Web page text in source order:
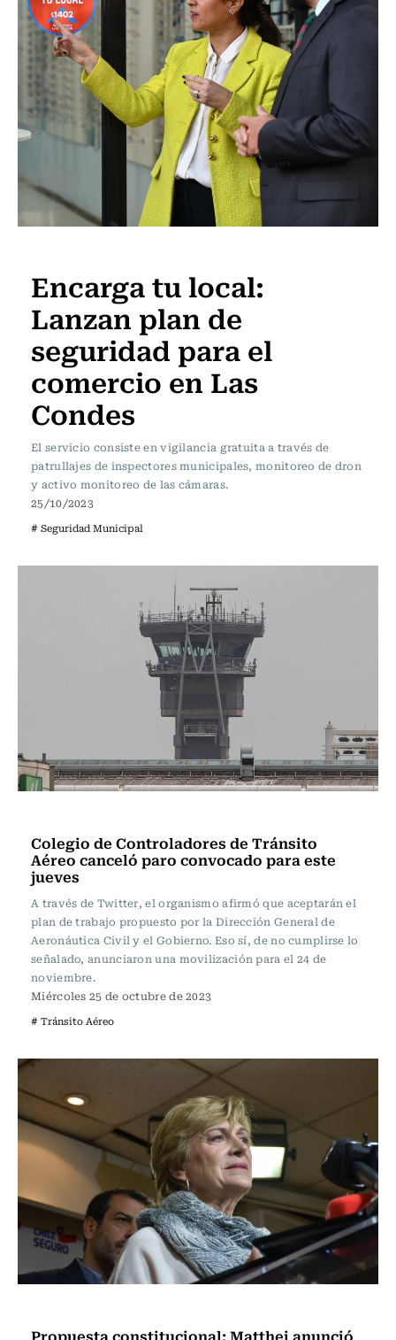
Encarga tu local:
Lanzan plan de
seguridad para el
comercio en Las
Condes
El servicio consiste en vigilancia gratuita a través de
patrullajes de inspectores municipales, monitoreo de dron
y activo monitoreo de las cámaras.
25/10/2023
# Seguridad Municipal
Colegio de Controladores de Tránsito
Aéreo canceló paro convocado para este
jueves
A través de Twitter, el organismo afirmó que aceptarán el
plan de trabajo propuesto por la Dirección General de
Aeronáutica Civil y el Gobierno. Eso sí, de no cumplirse lo
señalado, anunciaron una movilización para el 24 de
noviembre.
Miércoles 25 de octubre de 2023
# Tránsito Aéreo